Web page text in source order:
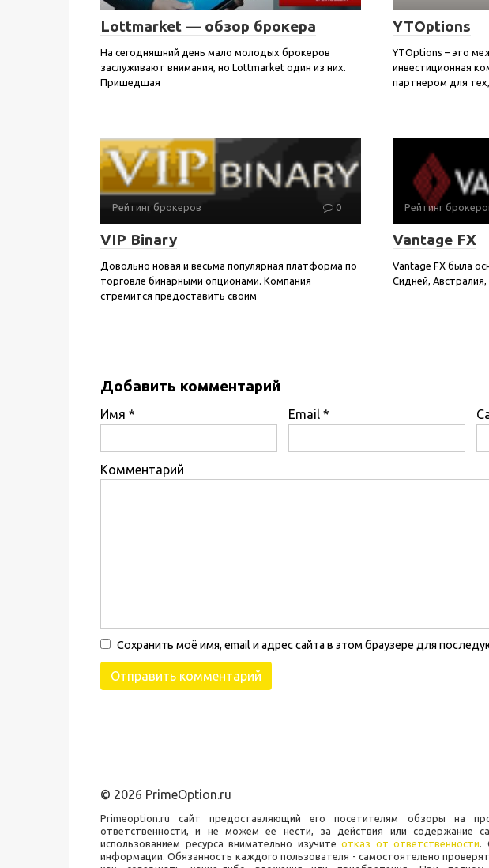
Lottmarket — обзор брокера
На сегодняшний день мало молодых брокеров
заслуживают внимания, но Lottmarket один из них.
Пришедшая
YTOptions
YTOptions – это
инвестиционная
партнером для тех,
Рейтинг брокеров 0
VIP Binary
Довольно новая и весьма популярная платформа по
торговле бинарными опционами. Компания
стремится предоставить своим
Рейтинг
Vantage FX
Vantage FX была
Сидней,
Добавить комментарий
Имя * Email *
Комментарий
Сохранить моё имя, email и адрес сайта в этом браузере для
© 2026 PrimeOption.ru
Primeoption.ru сайт предоставляющий его посетителям обзоры на
ответственности, и не можем ее нести, за действия или содержание
использованием ресурса внимательно изучитеотказ от ответственности.
информации. Обязанность каждого пользователя - самостоятельно